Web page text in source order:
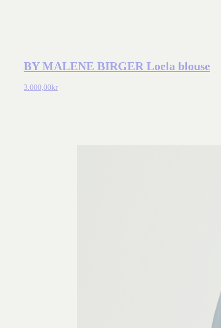
BY MALENE BIRGER Loela blouse
3.000,00kr